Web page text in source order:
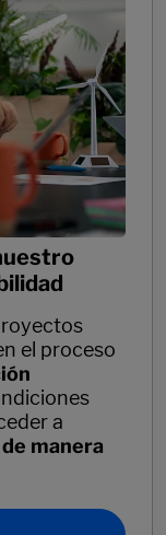
el proceso
a
manera